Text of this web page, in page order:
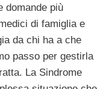
domande più
di famiglia e
da chi ha a che
passo per gestirla
La Sindrome